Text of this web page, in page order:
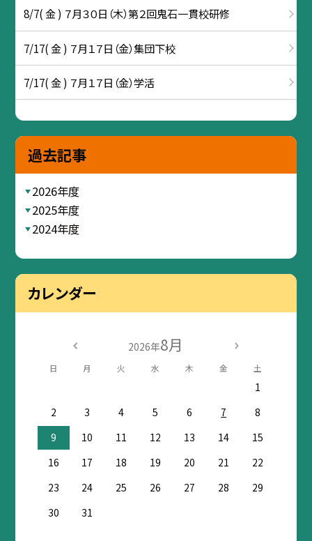
8/7( 金 ) ７月３０日（木）第２回鬼石一貫校研修
7/17( 金 ) ７月１７日（金）集団下校
7/17( 金 ) ７月１７日（金）学活
過去記事
2026年度
2025年度
2024年度
カレンダー
2026年8月
日 月 火 水 木 金 土
1
2
3 4 5 6 7
8
9
10 11 12 13 14
15
16
17 18 19 20 21
22
23
24 25 26 27 28
29
30
31